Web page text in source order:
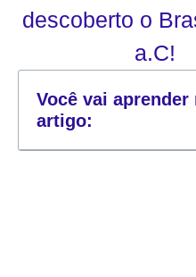
descoberto o
a.C!
Você vai aprender
artigo: